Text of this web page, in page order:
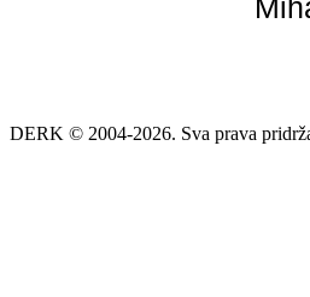
DERK © 2004-2026. Sva prava